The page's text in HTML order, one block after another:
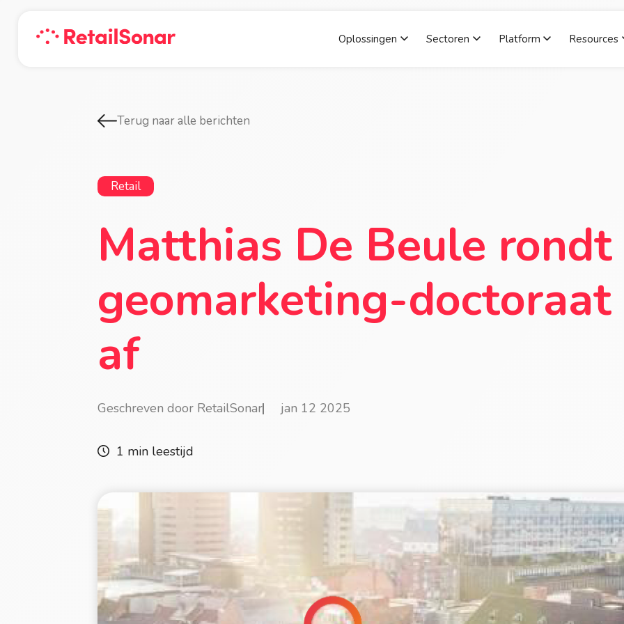
Oplossingen Show submenu for Oplossingen
Sectoren Show submenu for
Platform ShowResources
Terug naar alle berichten
Retail
Matthias De Beule rondt
geomarketing-doctoraat
af
Geschreven door RetailSonar jan 12 2025
1 min leestijd